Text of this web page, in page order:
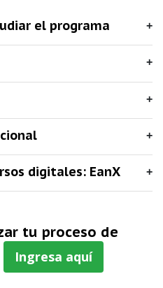
el programa
digitales: EanX
tu proceso de
Ingresa aquí